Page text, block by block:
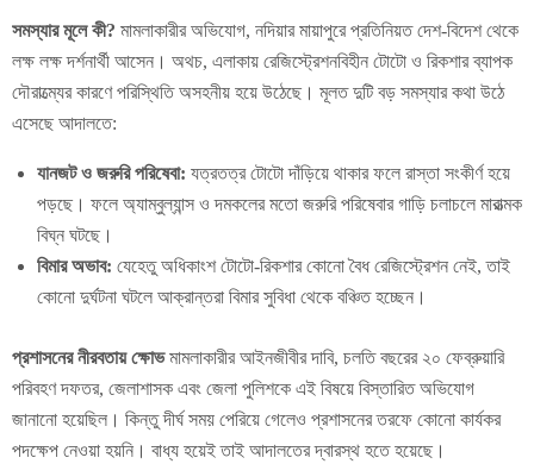
সমস্যার মূলে কী? মামলাকারীর অভিযোগ, নদিয়ার মায়াপুরে প্রতিনিয়ত দেশ-বিদেশ থেকে
লক্ষ লক্ষ দর্শনার্থী আসেন। অথচ, এলাকায় রেজিস্ট্রেশনবিহীন টোটো ও রিকশার ব্যাপক
দৌরাত্ম্যের কারণে পরিস্থিতি অসহনীয় হয়ে উঠেছে। মূলত দুটি বড় সমস্যার কথা উঠে
এসেছে আদালতে:
যানজট ও জরুরি পরিষেবা: যত্রতত্র টোটো দাঁড়িয়ে থাকার ফলে রাস্তা সংকীর্ণ হয়ে
পড়ছে। ফলে অ্যাম্বুল্যান্স ও দমকলের মতো জরুরি পরিষেবার গাড়ি চলাচলে মারাত্মক
বিঘ্ন ঘটছে।
বিমার অভাব: যেহেতু অধিকাংশ টোটো-রিকশার কোনো বৈধ রেজিস্ট্রেশন নেই, তাই
কোনো দুর্ঘটনা ঘটলে আক্রান্তরা বিমার সুবিধা থেকে বঞ্চিত হচ্ছেন।
প্রশাসনের নীরবতায় ক্ষোভমামলাকারীর আইনজীবীর দাবি, চলতি বছরের ২০ ফেব্রুয়ারি
পরিবহণ দফতর, জেলাশাসক এবং জেলা পুলিশকে এই বিষয়ে বিস্তারিত অভিযোগ
জানানো হয়েছিল। কিন্তু দীর্ঘ সময় পেরিয়ে গেলেও প্রশাসনের তরফে কোনো কার্যকর
পদক্ষেপ নেওয়া হয়নি। বাধ্য হয়েই তাই আদালতের দ্বারস্থ হতে হয়েছে।